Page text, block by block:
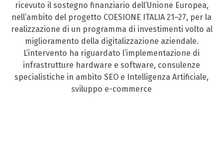
ricevuto il sostegno finanziario dell’Unione Europea,
nell’ambito del progetto COESIONE ITALIA 21–27, per la
realizzazione di un programma di investimenti volto al
miglioramento della digitalizzazione aziendale.
L’intervento ha riguardato l’implementazione di
infrastrutture hardware e software, consulenze
specialistiche in ambito SEO e Intelligenza Artificiale,
sviluppo e-commerce